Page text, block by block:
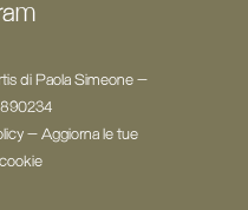
di Paola Simeone -
- Aggiorna le tue